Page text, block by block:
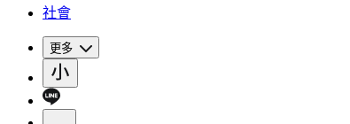
社會
更多